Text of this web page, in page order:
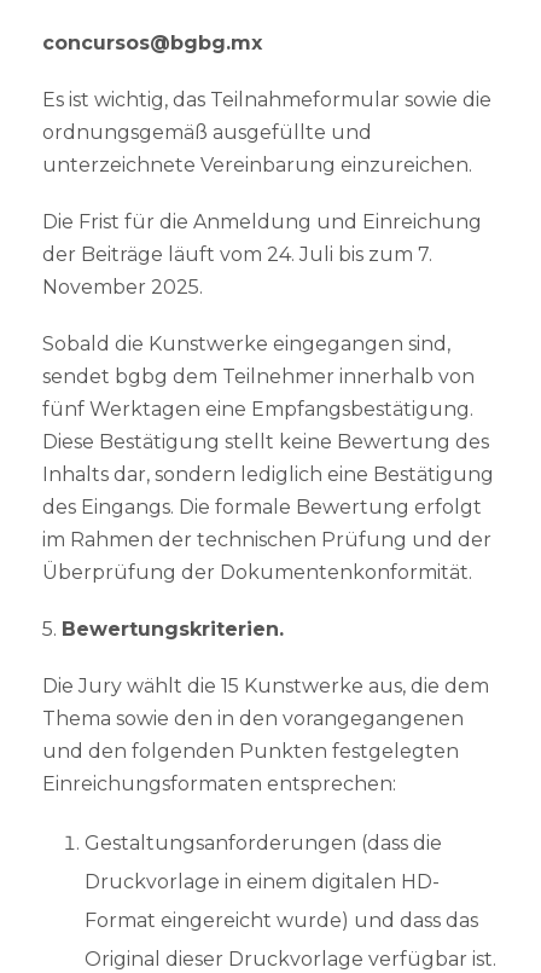
concursos@bgbg.mx
Es ist wichtig, das Teilnahmeformular sowie die
ordnungsgemäß ausgefüllte und
unterzeichnete Vereinbarung einzureichen.
Die Frist für die Anmeldung und Einreichung
der Beiträge läuft vom 24. Juli bis zum 7.
November 2025.
Sobald die Kunstwerke eingegangen sind,
sendet bgbg dem Teilnehmer innerhalb von
fünf Werktagen eine Empfangsbestätigung.
Diese Bestätigung stellt keine Bewertung des
Inhalts dar, sondern lediglich eine Bestätigung
des Eingangs. Die formale Bewertung erfolgt
im Rahmen der technischen Prüfung und der
Überprüfung der Dokumentenkonformität.
5. Bewertungskriterien.
Die Jury wählt die 15 Kunstwerke aus, die dem
Thema sowie den in den vorangegangenen
und den folgenden Punkten festgelegten
Einreichungsformaten entsprechen:
Gestaltungsanforderungen (dass die
Druckvorlage in einem digitalen HD-
Format eingereicht wurde) und dass das
Original dieser Druckvorlage verfügbar ist.